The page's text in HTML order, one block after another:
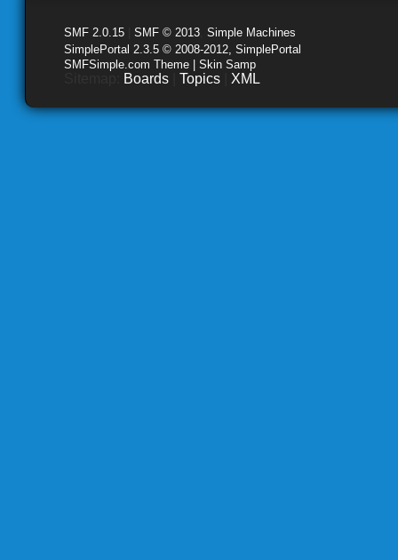
SMF 2.0.15 SMF © 2013 Simple Machines
SimplePortal 2.3.5 © 2008-2012, SimplePortal
SMFSimple.com Theme | Skin Samp
Boards Topics XML